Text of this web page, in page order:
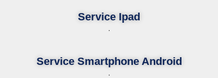
Service Ipad
.
Service Smartphone Android
.